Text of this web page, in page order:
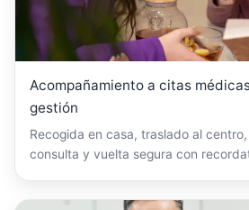
Acompañamiento a citas
gestión
Recogida en casa, traslado al
consulta y vuelta segura con